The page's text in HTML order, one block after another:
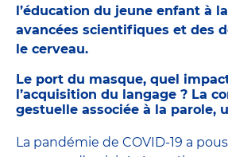
l’éducation du jeune enfant à
avancées scientifiques et des
le cerveau.
Le port du masque, quel
l’acquisition du langage ? La
gestuelle associée à la parole,
La pandémie de COVID-19 a